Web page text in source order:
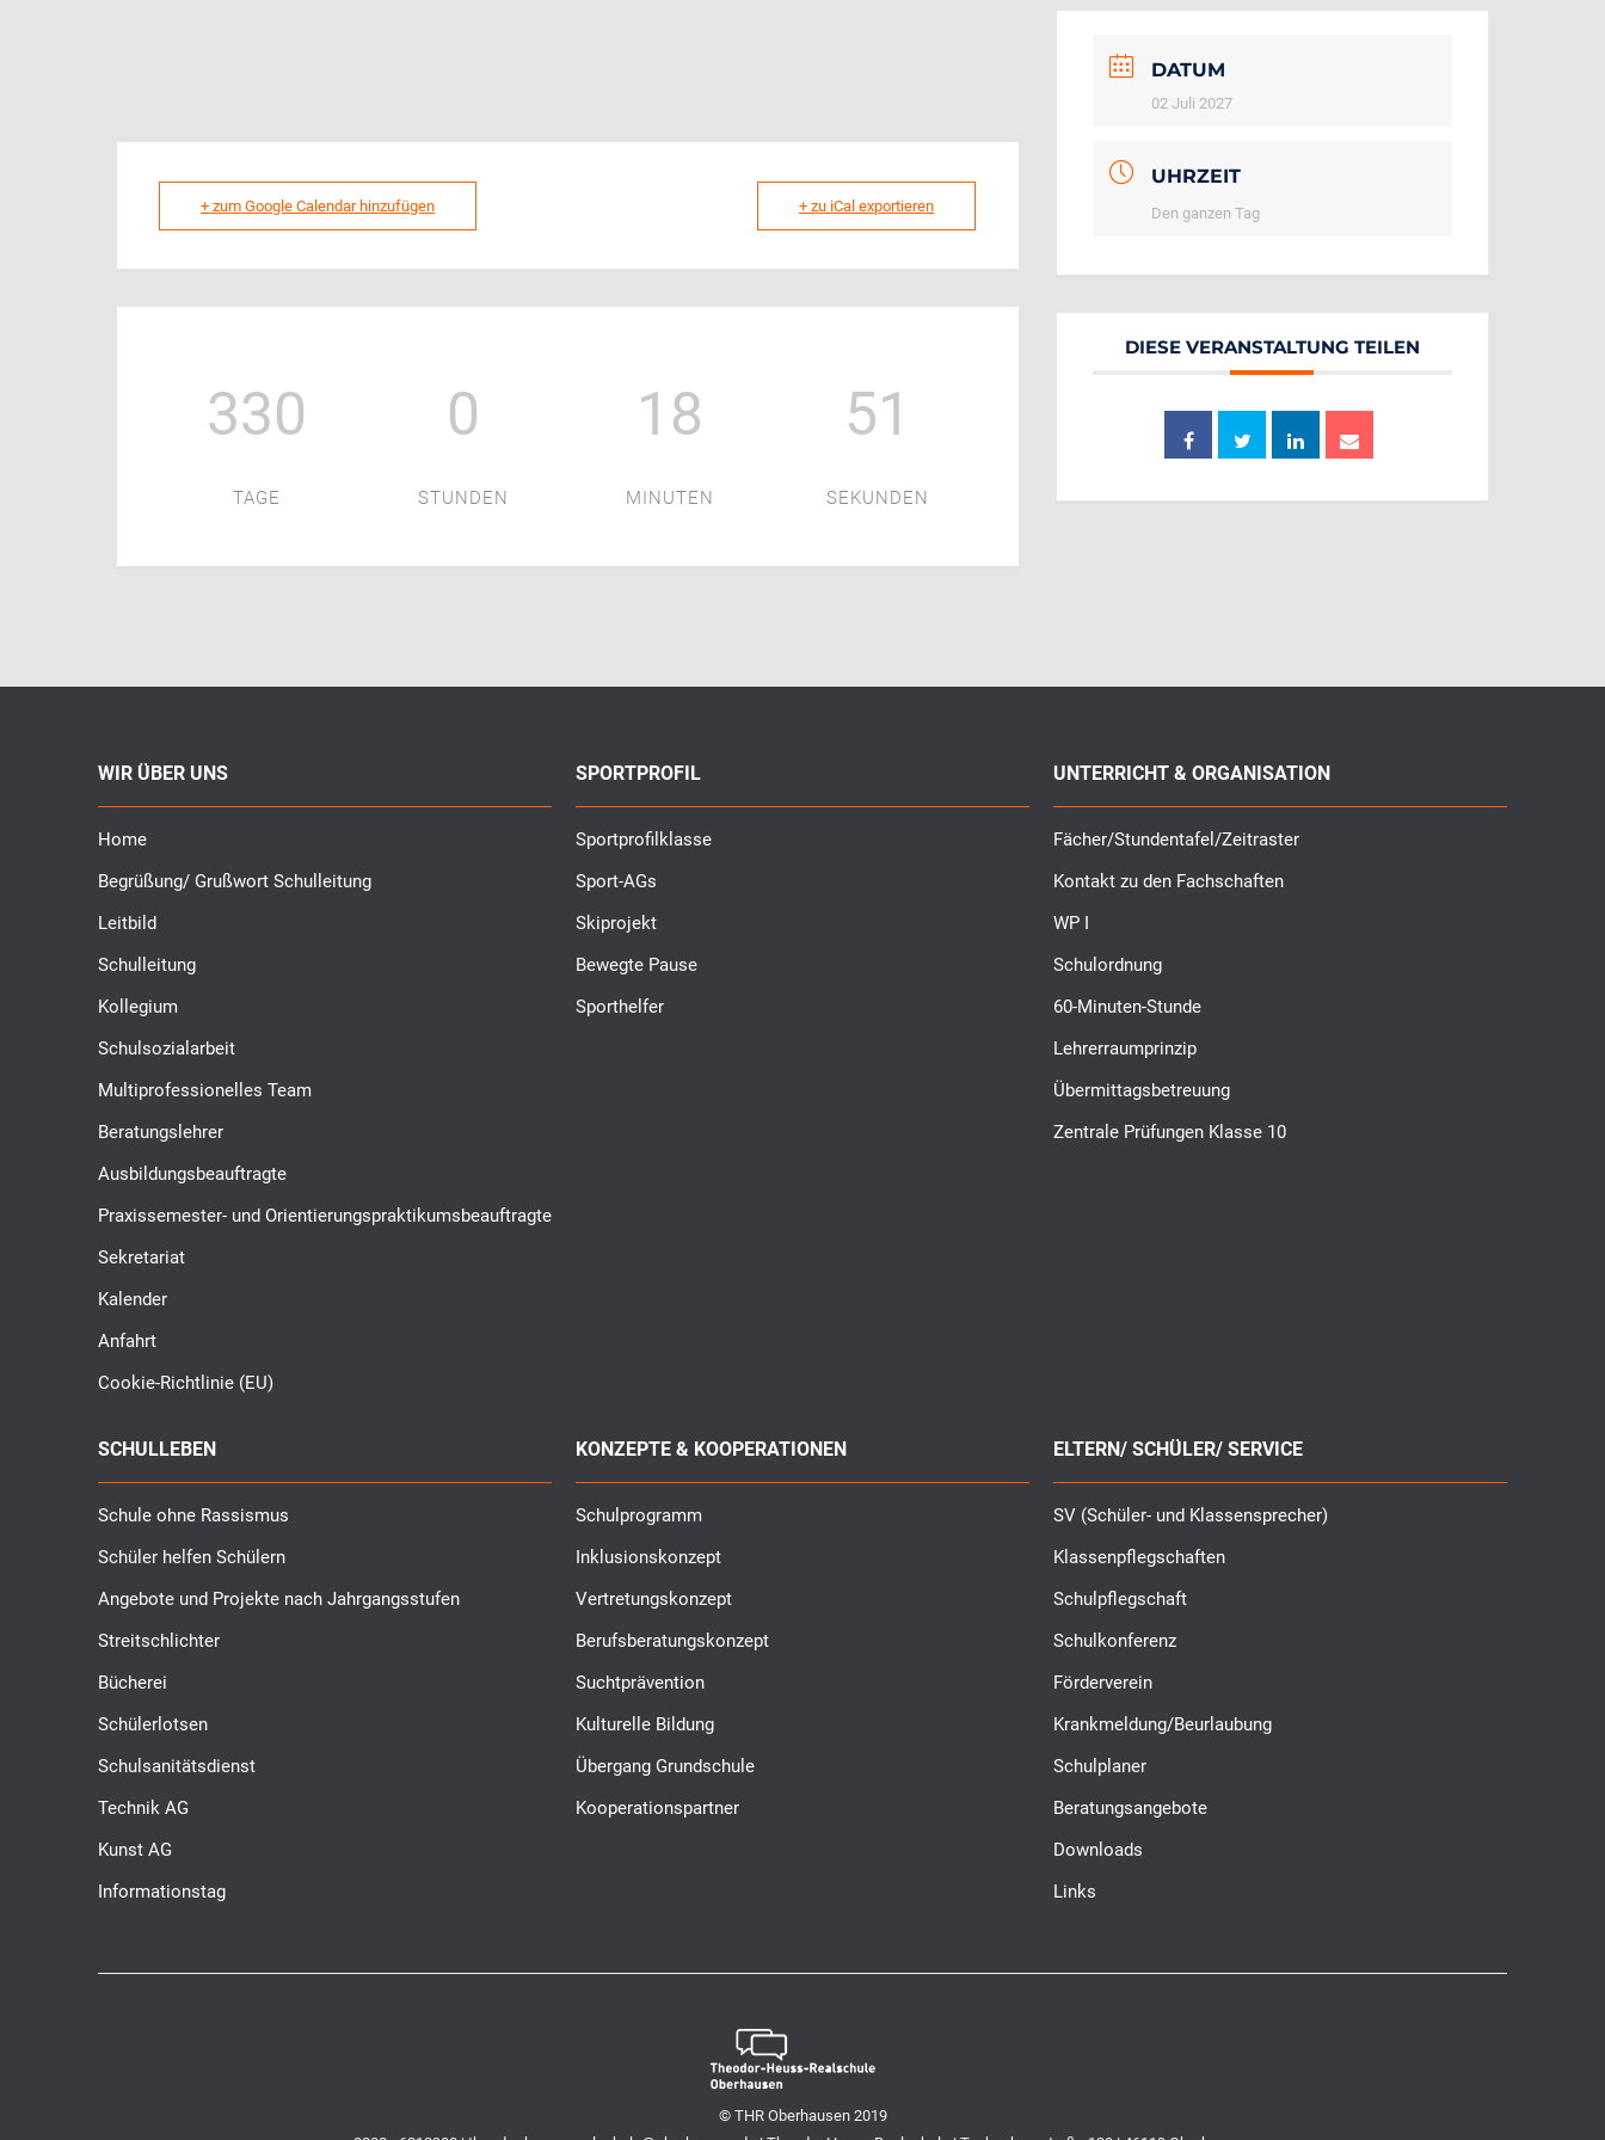
+ zum Google Calendar hinzufügen + zu iCal exportieren
330
TAGE
0
STUNDEN
18
MINUTEN
50
SEKUNDEN
DATUM
02 Juli 2027
UHRZEIT
Den ganzen Tag
DIESE VERANSTALTUNG TEILEN
WIR ÜBER UNS
Home
Begrüßung/ Grußwort Schulleitung
Leitbild
Schulleitung
Kollegium
Schulsozialarbeit
Multiprofessionelles Team
Beratungslehrer
Ausbildungsbeauftragte
Praxissemester- und Orientierungspraktikumsbeauftragte
Sekretariat
Kalender
Anfahrt
Cookie-Richtlinie (EU)
SPORTPROFIL
Sportprofilklasse
Sport-AGs
Skiprojekt
Bewegte Pause
Sporthelfer
UNTERRICHT & ORGANISATION
Fächer/Stundentafel/Zeitraster
Kontakt zu den Fachschaften
WP I
Schulordnung
60-Minuten-Stunde
Lehrerraumprinzip
Übermittagsbetreuung
Zentrale Prüfungen Klasse 10
SCHULLEBEN
Schule ohne Rassismus
Schüler helfen Schülern
Angebote und Projekte nach Jahrgangsstufen
Streitschlichter
Bücherei
Schülerlotsen
Schulsanitätsdienst
Technik AG
Kunst AG
Informationstag
KONZEPTE & KOOPERATIONEN
Schulprogramm
Inklusionskonzept
Vertretungskonzept
Berufsberatungskonzept
Suchtprävention
Kulturelle Bildung
Übergang Grundschule
Kooperationspartner
ELTERN/ SCHÜLER/ SERVICE
SV (Schüler- und Klassensprecher)
Klassenpflegschaften
Schulpflegschaft
Schulkonferenz
Förderverein
Krankmeldung/Beurlaubung
Schulplaner
Beratungsangebote
Downloads
Links
© THR Oberhausen 2019